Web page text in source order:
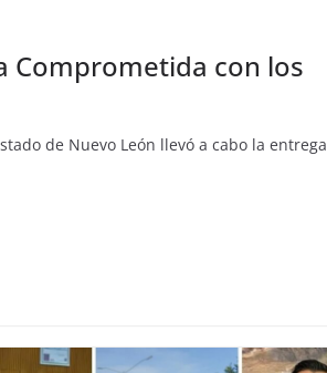
Comprometida con los
de Nuevo León llevó a cabo la entrega